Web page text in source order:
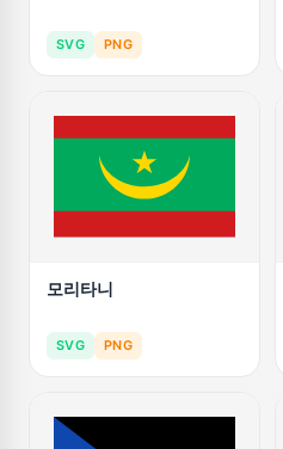
SVG PNG
모리타니
SVG PNG